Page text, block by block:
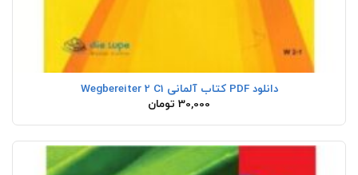
دانلود PDF کتاب آلمانی Wegbereiter 2 C1
30,000 تومان